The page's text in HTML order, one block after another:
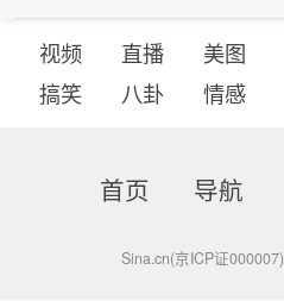
视频 直播 美图
搞笑
八卦 情感
首页 导航
Sina.cn(京ICP证000007)